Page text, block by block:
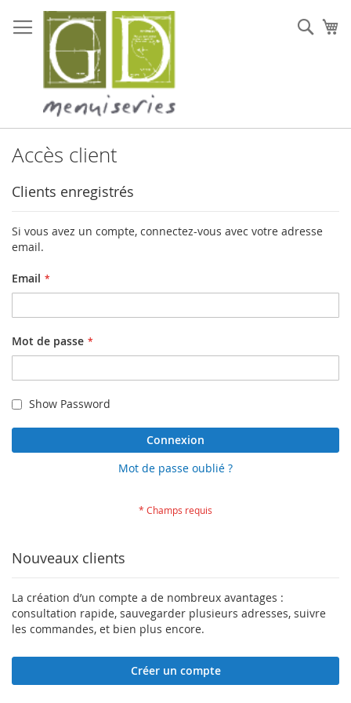
au
contenu
Accès client
Clients enregistrés
Si vous avez un compte, connectez-vous avec votre adresse
email.
Email
Mot de passe
Show Password
Connexion
Mot de passe oublié ?
Nouveaux clients
La création d’un compte a de nombreux avantages :
consultation rapide, sauvegarder plusieurs adresses, suivre
les commandes, et bien plus encore.
Créer un compte